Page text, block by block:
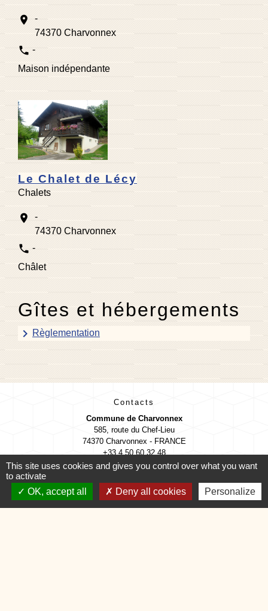
location_on
-
74370 Charvonnex
phone -
Maison indépendante
Le Chalet de Lécy
Chalets
location_on
-
74370 Charvonnex
phone -
Châlet
Gîtes et hébergements
keyboard_arrow_right Règlementation
Contacts
Commune de Charvonnex
585, route du Chef-Lieu
74370 Charvonnex - FRANCE
+33 4 50 60 32 48
Contact par formulaire
🕐 HORAIRES de MAIRIE
This site uses cookies and gives you control over what you want
to activate
OK, accept all
Deny all cookies Personalize